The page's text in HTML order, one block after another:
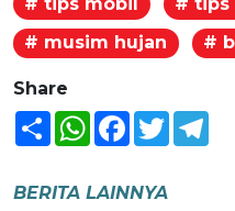
# musim hujan
#
Share
Share WhatsAppFacebook
Twitter
BERITA LAINNYA